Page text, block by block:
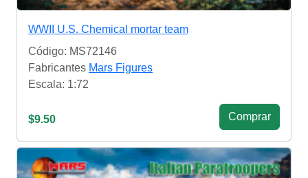
WWII U.S. Chemical mortar team
Código: MS72146
Fabricantes Mars Figures
Escala: 1:72
$9.50 Сomprar